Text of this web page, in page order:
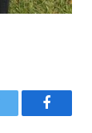
فيسبوك